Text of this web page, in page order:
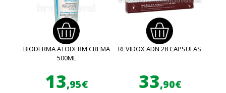
BIODERMA ATODERM CREMA
500ML
13,95€
REVIDOX ADN 28 CAPSULAS
33,90€